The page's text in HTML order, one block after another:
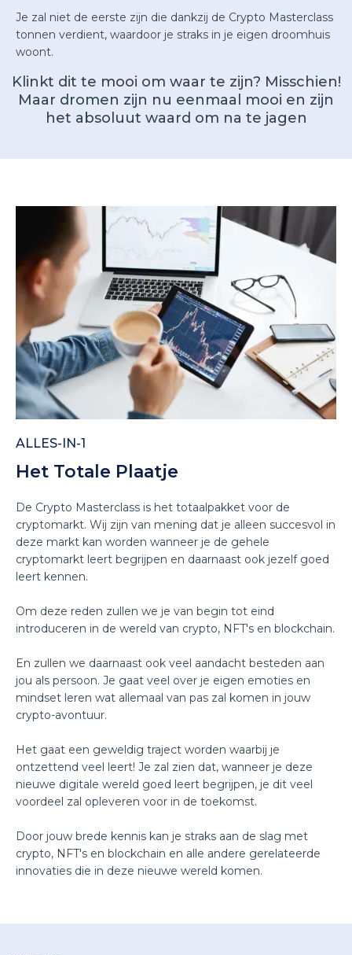
Je zal niet de eerste zijn die dankzij de Crypto Masterclass
tonnen verdient, waardoor je straks in je eigen droomhuis
woont.
Klinkt dit te mooi om waar te zijn? Misschien!
Maar dromen zijn nu eenmaal mooi en zijn
het absoluut waard om na te jagen
ALLES-IN-1
Het Totale Plaatje
De Crypto Masterclass is het totaalpakket voor de
cryptomarkt. Wij zijn van mening dat je alleen succesvol in
deze markt kan worden wanneer je de gehele
cryptomarkt leert begrijpen en daarnaast ook jezelf goed
leert kennen.
Om deze reden zullen we je van begin tot eind
introduceren in de wereld van crypto, NFT's en blockchain.
En zullen we daarnaast ook veel aandacht besteden aan
jou als persoon. Je gaat veel over je eigen emoties en
mindset leren wat allemaal van pas zal komen in jouw
crypto-avontuur.
Het gaat een geweldig traject worden waarbij je
ontzettend veel leert! Je zal zien dat, wanneer je deze
nieuwe digitale wereld goed leert begrijpen, je dit veel
voordeel zal opleveren voor in de toekomst.
Door jouw brede kennis kan je straks aan de slag met
crypto, NFT's en blockchain en alle andere gerelateerde
innovaties die in deze nieuwe wereld komen.